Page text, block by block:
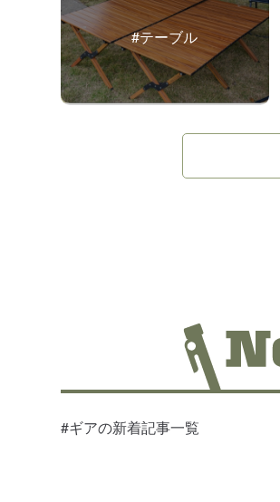
#テーブル
#焚き火台
#ギアの新着記事一覧